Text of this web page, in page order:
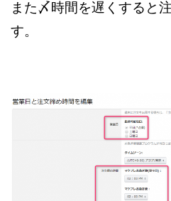
また〆時間を遅くすると
す。